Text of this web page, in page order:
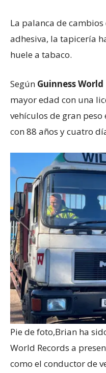
La palanca de
adhesiva, la tapicería
huele a tabaco.
Según Guinness
mayor edad con una
vehículos de gran peso
con 88 años y cuatro
Pie de foto,Brian ha
World Records a
como el conductor de